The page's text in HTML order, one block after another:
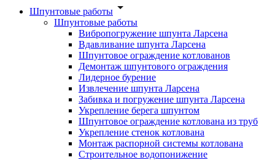
Шпунтовые работы
Шпунтовые работы
Вибропогружение шпунта Ларсена
Вдавливание шпунта Ларсена
Шпунтовое ограждение котлованов
Демонтаж шпунтового ограждения
Лидерное бурение
Извлечение шпунта Ларсена
Забивка и погружение шпунта Ларсена
Укрепление берега шпунтом
Шпунтовое ограждение котлована из труб
Укрепление стенок котлована
Монтаж распорной системы котлована
Строительное водопонижение